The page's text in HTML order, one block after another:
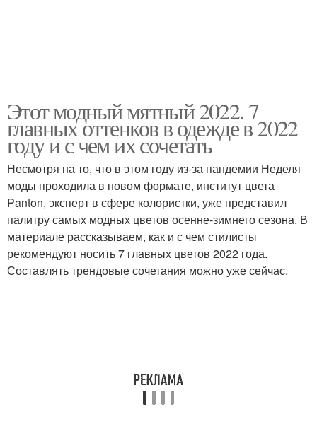
Этот модный мятный 2022. 7
главных оттенков в одежде в 2022
году и с чем их сочетать
Несмотря на то, что в этом году из-за пандемии Неделя
моды проходила в новом формате, институт цвета
Panton, эксперт в сфере колористки, уже представил
палитру самых модных цветов осенне-зимнего сезона. В
материале рассказываем, как и с чем стилисты
рекомендуют носить 7 главных цветов 2022 года.
Составлять трендовые сочетания можно уже сейчас.